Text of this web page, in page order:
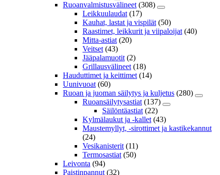
Ruoanvalmistusvälineet (308)
Leikkuulaudat (17)
Kauhat, lastat ja vispilät (50)
Raastimet, leikkurit ja viipaloijat (40)
Mitta-astiat (20)
Veitset (43)
Jääpalamuotit (2)
Grillausvälineet (18)
Hauduttimet ja keittimet (14)
Uunivuoat (60)
Ruoan ja juoman säilytys ja kuljetus (280)
Ruoansäilytysastiat (137)
Säilöntäastiat (22)
Kylmälaukut ja -kallet (43)
Maustemyllyt, -sirottimet ja kastikekannut
(24)
Vesikanisterit (11)
Termosastiat (50)
Leivonta (94)
Paistinpannut (32)